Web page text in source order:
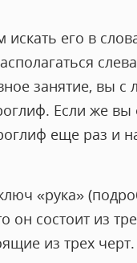
его в
занятие, вы с
Если же вы
еще раз и
«рука»
он состоит из
из трех черт.